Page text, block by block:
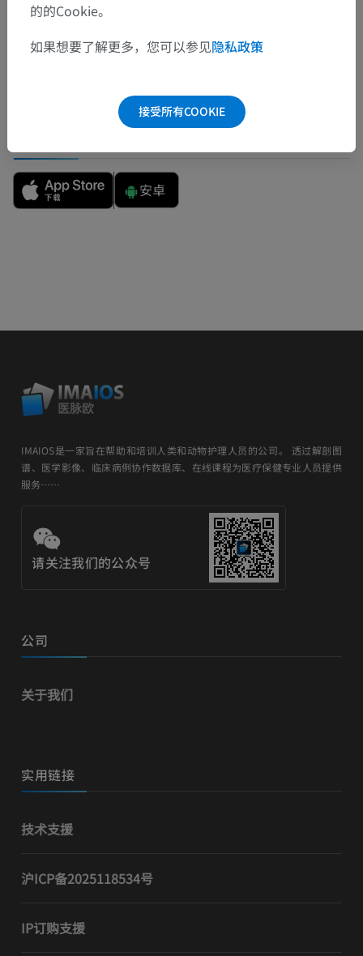
发现错误？
欢迎提出更正、翻译或内容改进的建议。
安卓
IMAIOS是一家旨在帮助和培训人类和动物护理人员的公司。 透过解剖图
谱、医学影像、临床病例协作数据库、在线课程为医疗保健专业人员提供
服务……
请关注我们的公众号
公司
关于我们
实用链接
技术支援
沪ICP备2025118534号
IP订购支援
的的Cookie。
如果想要了解更多，您可以参见隐私政策
接受所有COOKIE